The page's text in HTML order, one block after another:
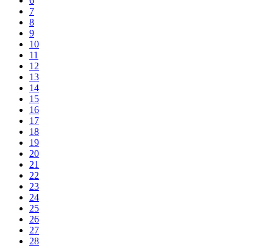
7
8
9
10
11
12
13
14
15
16
17
18
19
20
21
22
23
24
25
26
27
28